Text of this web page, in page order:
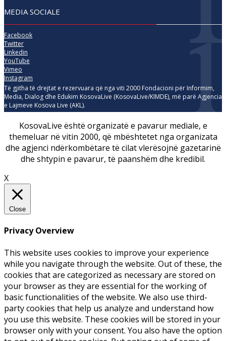
MEDIA SOCIALE
Facebook
Twitter
Linkedin
YouTube
Vimeo
Instagram
Të gjitha të drejtat e rezervuara që nga viti 2000 Fondacioni për Informim,
Media, Dialog dhe Edukim KosovaLive (KosovaLive/KIMDE), më parë Agjencia
e Lajmeve Kosova Live (AKL).
KosovaLive është organizatë e pavarur mediale, e
themeluar në vitin 2000, që mbështetet nga organizata
dhe agjenci ndërkombëtare të cilat vlerësojnë gazetarinë
dhe shtypin e pavarur, të paanshëm dhe kredibil.
X
Close
Privacy Overview
This website uses cookies to improve your experience
while you navigate through the website. Out of these, the
cookies that are categorized as necessary are stored on
your browser as they are essential for the working of
basic functionalities of the website. We also use third-
party cookies that help us analyze and understand how
you use this website. These cookies will be stored in your
browser only with your consent. You also have the option